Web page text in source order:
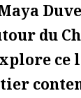
du
ce